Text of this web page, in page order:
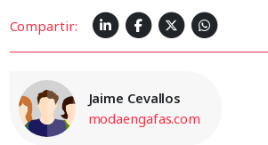
Compartir:
Jaime Cevallos
modaengafas.com